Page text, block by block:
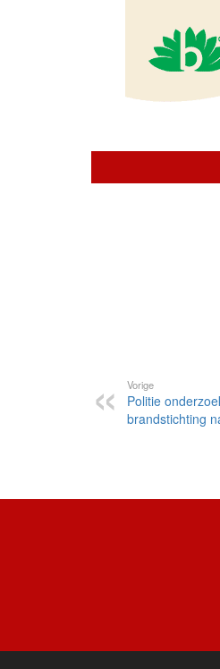
Vorige
Politie
brandstichting